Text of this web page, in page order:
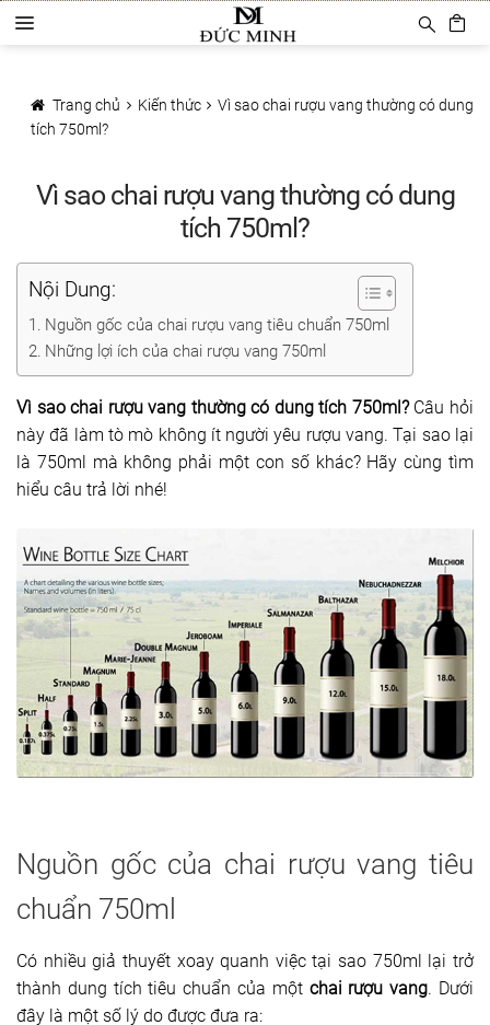
đến
hướng
Chuyển
đến
a
h
m
Sản phẩm
Decanter
Khui mở vang
Mở tự động
Mở hơi khí nén
Bảo quản rượu vang
Xô ướp đá rượu vang
Khác
Rượu Vang Nhập Khẩu
Giới thiệu
Kiến thức
Trang chủ Kiến thức
Vì sao chai rượu vang thường có dung
tích 750ml?
Vì sao chai rượu vang thường có dung
tích 750ml?
Nội Dung:
Nguồn gốc của chai rượu vang tiêu chuẩn 750ml
Những lợi ích của chai rượu vang 750ml
Vì sao chai rượu vang thường có dung tích 750ml?Câu hỏi
này đã làm tò mò không ít người yêu rượu vang. Tại sao lại
là 750ml mà không phải một con số khác? Hãy cùng tìm
hiểu câu trả lời nhé!
Nguồn gốc của chai rượu vang tiêu
chuẩn 750ml
Có nhiều giả thuyết xoay quanh việc tại sao 750ml lại trở
thành dung tích tiêu chuẩn của một chai rượu vang. Dưới
đây là một số lý do được đưa ra: